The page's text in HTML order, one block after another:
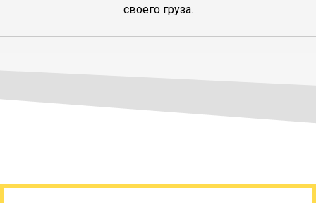
своего груза.